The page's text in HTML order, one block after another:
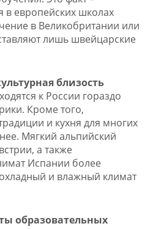
в европейских школах
в Великобритании или
лишь швейцарские
близость
к России гораздо
Кроме того,
и кухня для многих
Мягкий альпийский
а также
Испании более
и влажный климат
образовательных